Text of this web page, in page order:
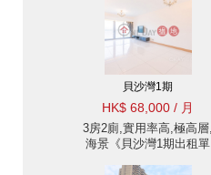
貝沙灣1期
HK$ 68,000 / 月
3房2廁,實用率高,極高層,
海景《貝沙灣1期出租單